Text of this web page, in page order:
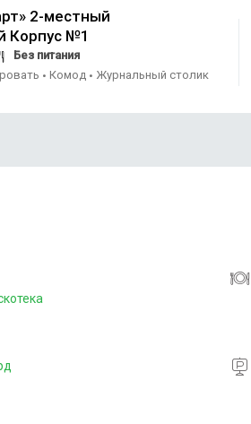
2-местный
Корпус №1
Без питания
• Комод • Журнальный столик